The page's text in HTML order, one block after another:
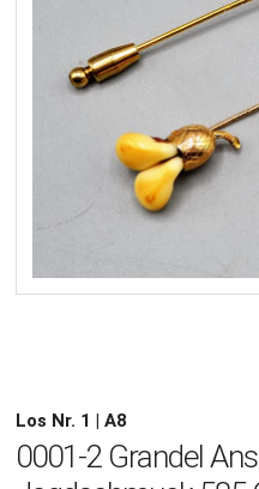
Los Nr. 1 | A8
0001-2 Grandel